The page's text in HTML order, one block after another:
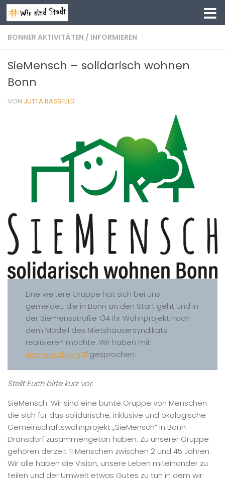
Zum Inhalt springen
BONNER AKTIVITÄTEN / INFORMIEREN
SieMensch – solidarisch wohnen
Bonn
VON JUTTA BASSFELD
Eine weitere Gruppe hat sich bei uns
gemeldet, die in Bonn an den Start geht und in
der Siemensstraße 134 ihr Wohnprojekt nach
dem Modell des Mietshäusersyndikats
realisieren möchte. Wir haben mit
siemensch.org
gesprochen:
Stellt Euch bitte kurz vor.
SieMensch: Wir sind eine bunte Gruppe von Menschen
die sich für das solidarische, inklusive und ökologische
Gemeinschaftswohnprojekt „SieMensch“ in Bonn-
Dransdorf zusammengetan haben. Zu unserer Gruppe
gehören derzeit 11 Menschen zwischen 2 und 45 Jahren.
Wir alle haben die Vision, unsere Leben miteinander zu
teilen und der Umwelt etwas Gutes zu tun in dem wir